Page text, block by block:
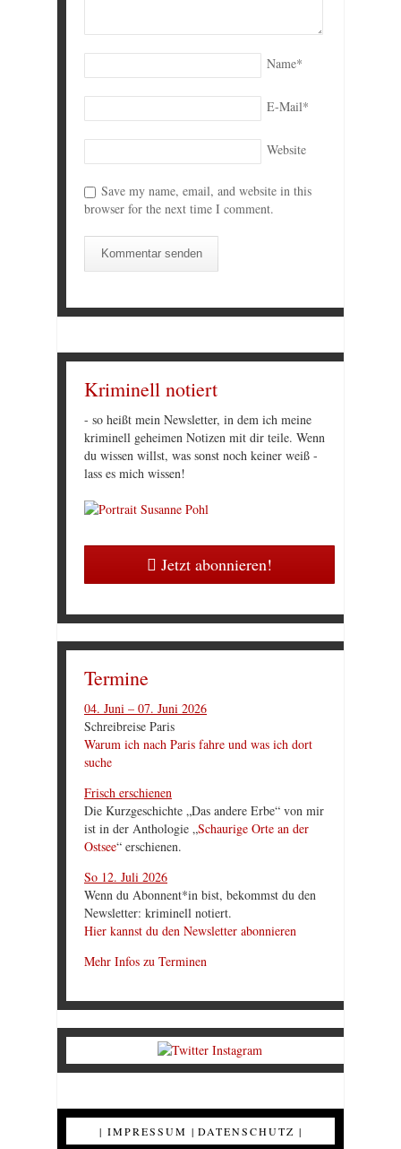
Name*
E-Mail*
Website
Save my name, email, and website in this
browser for the next time I comment.
Kriminell notiert
- so heißt mein Newsletter, in dem ich meine
kriminell geheimen Notizen mit dir teile. Wenn
du wissen willst, was sonst noch keiner weiß -
lass es mich wissen!
Jetzt abonnieren!
Termine
04. Juni – 07. Juni 2026
Schreibreise Paris
Warum ich nach Paris fahre und was ich dort
suche
Frisch erschienen
Die Kurzgeschichte „Das andere Erbe“ von mir
ist in der Anthologie „Schaurige Orte an der
Ostsee“ erschienen.
So 12. Juli 2026
Wenn du Abonnent*in bist, bekommst du den
Newsletter: kriminell notiert.
Hier kannst du den Newsletter abonnieren
Mehr Infos zu Terminen
| IMPRESSUM | DATENSCHUTZ |